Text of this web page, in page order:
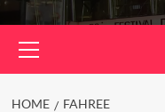
Menu
HOME FAHREE